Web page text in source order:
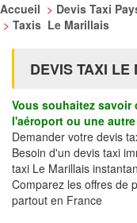
Accueil > Devis Taxi
> Taxis Le Marillais
DEVIS TAXI
Vous souhaitez
l'aéroport ou une
Demander votre devis
Besoin d'un devis taxi
taxi Le Marillais
Comparez les offres de
partout en France